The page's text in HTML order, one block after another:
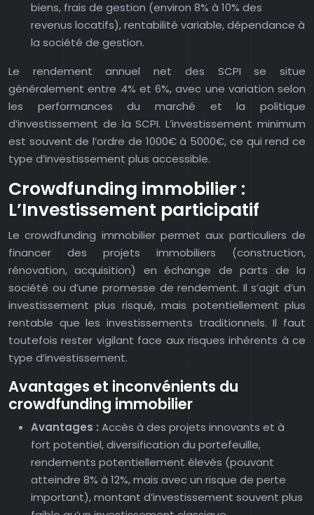
biens, frais de gestion (environ 8% à 10% des
revenus locatifs), rentabilité variable, dépendance à
la société de gestion.
Le rendement annuel net des SCPI se situe
généralement entre 4% et 6%, avec une variation selon
les performances du marché et la politique
d’investissement de la SCPI. L’investissement minimum
est souvent de l’ordre de 1000€ à 5000€, ce qui rend ce
type d’investissement plus accessible.
Crowdfunding immobilier :
L’Investissement participatif
Le crowdfunding immobilier permet aux particuliers de
financer des projets immobiliers (construction,
rénovation, acquisition) en échange de parts de la
société ou d’une promesse de rendement. Il s’agit d’un
investissement plus risqué, mais potentiellement plus
rentable que les investissements traditionnels. Il faut
toutefois rester vigilant face aux risques inhérents à ce
type d’investissement.
Avantages et inconvénients du
crowdfunding immobilier
Avantages : Accès à des projets innovants et à
fort potentiel, diversification du portefeuille,
rendements potentiellement élevés (pouvant
atteindre 8% à 12%, mais avec un risque de perte
important), montant d’investissement souvent plus